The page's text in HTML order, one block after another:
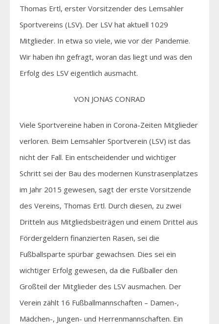
Thomas Ertl, erster Vorsitzender des Lemsahler
Sportvereins (LSV). Der LSV hat aktuell 1029
Mitglieder. In etwa so viele, wie vor der Pandemie.
Wir haben ihn gefragt, woran das liegt und was den
Erfolg des LSV eigentlich ausmacht.
VON JONAS CONRAD
Viele Sportvereine haben in Corona-Zeiten Mitglieder
verloren. Beim Lemsahler Sportverein (LSV) ist das
nicht der Fall. Ein entscheidender und wichtiger
Schritt sei der Bau des modernen Kunstrasenplatzes
im Jahr 2015 gewesen, sagt der erste Vorsitzende
des Vereins, Thomas Ertl. Durch diesen, zu zwei
Dritteln aus Mitgliedsbeiträgen und einem Drittel aus
Fördergeldern finanzierten Rasen, sei die
Fußballsparte spürbar gewachsen. Dies sei ein
wichtiger Erfolg gewesen, da die Fußballer den
Großteil der Mitglieder des LSV ausmachen. Der
Verein zählt 16 Fußballmannschaften – Damen-,
Mädchen-, Jungen- und Herrenmannschaften. Ein